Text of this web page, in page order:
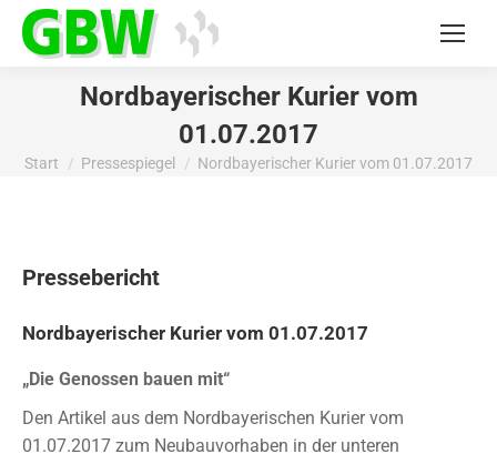
Nordbayerischer Kurier vom
01.07.2017
Sie befinden sich hier:
Start Pressespiegel Nordbayerischer Kurier vom 01.07.2017
Pressebericht
Nordbayerischer Kurier vom 01.07.2017
„Die Genossen bauen mit“
Den Artikel aus dem Nordbayerischen Kurier vom
01.07.2017 zum Neubauvorhaben in der unteren